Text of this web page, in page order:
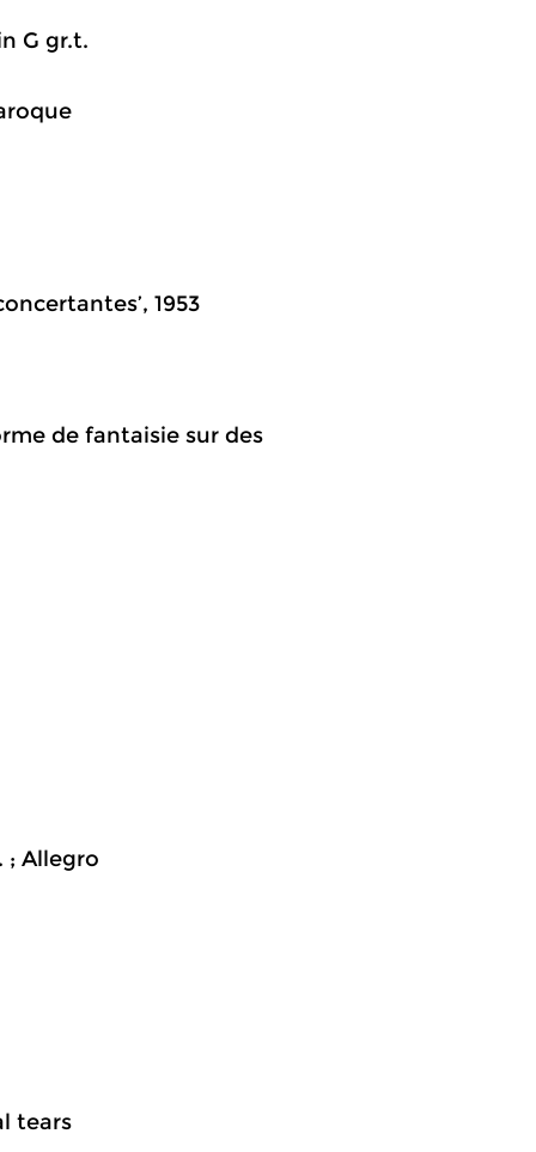
G gr.t.
1953
de fantaisie sur des
; Allegro
tears